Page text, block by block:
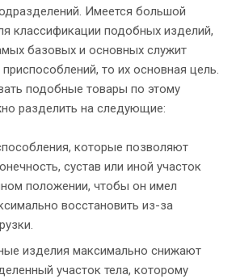
Имеется большой
классификации подобных изделий,
базовых и основных служит
то их основная цель.
подобные товары по этому
разделить на следующие:
которые позволяют
сустав или иной участок
положении, чтобы он имел
восстановить из-за
изделия максимально снижают
участок тела, которому